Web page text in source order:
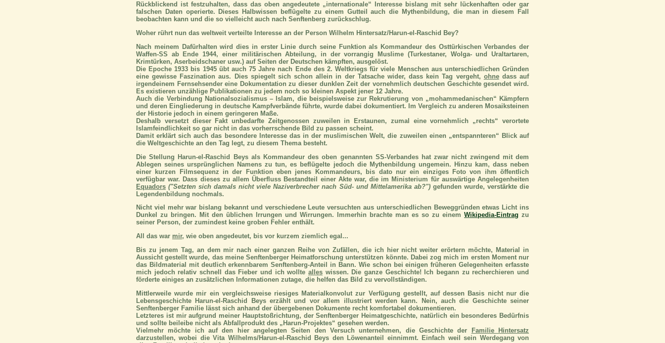
Rückblickend ist festzuhalten, dass das oben angedeutete „internationale“ Interesse bislang mit sehr lückenhaften oder gar
falschen Daten operierte. Dieses Halbwissen beflügelte zu einem Gutteil auch die Mythenbildung, die man in diesem Fall
beobachten kann und die so vielleicht auch nach Senftenberg zurückschlug.
Woher rührt nun das weltweit verteilte Interesse an der Person Wilhelm Hintersatz/Harun-el-Raschid Bey?
Nach meinem Dafürhalten wird dies in erster Linie durch seine Funktion als Kommandeur des Osttürkischen Verbandes der
Waffen-SS ab Ende 1944, einer militärischen Abteilung, in der vorrangig Muslime (Turkestaner, Wolga- und Uraltartaren,
Krimtürken, Aserbeidschaner usw.) auf Seiten der Deutschen kämpften, ausgelöst.
Die Epoche 1933 bis 1945 übt auch 75 Jahre nach Ende des 2. Weltkriegs für viele Menschen aus unterschiedlichen Gründen
eine gewisse Faszination aus. Dies spiegelt sich schon allein in der Tatsache wider, dass kein Tag vergeht, ohnedass auf
irgendeinem Fernsehsender eine Dokumentation zu dieser dunklen Zeit der vornehmlich deutschen Geschichte gesendet wird.
Es existieren unzählige Publikationen zu jedem noch so kleinen Aspekt jener 12 Jahre.
Auch die Verbindung Nationalsozialismus – Islam, die beispielsweise zur Rekrutierung von „mohammedanischen“ Kämpfern
und deren Eingliederung in deutsche Kampfverbände führte, wurde dabei dokumentiert. Im Vergleich zu anderen Mosaiksteinen
der Historie jedoch in einem geringeren Maße.
Deshalb versetzt dieser Fakt unbedarfte Zeitgenossen zuweilen in Erstaunen, zumal eine vornehmlich „rechts“ verortete
Islamfeindlichkeit so gar nicht in das vorherrschende Bild zu passen scheint.
Damit erklärt sich auch das besondere Interesse das in der muslimischen Welt, die zuweilen einen „entspannteren“ Blick auf
die Weltgeschichte an den Tag legt, zu diesem Thema besteht.
Die Stellung Harun-el-Raschid Beys als Kommandeur des oben genannten SS-Verbandes hat zwar nicht zwingend mit dem
Ablegen seines ursprünglichen Namens zu tun, es beflügelte jedoch die Mythenbildung ungemein. Hinzu kam, dass neben
einer kurzen Filmsequenz in der Funktion eben jenes Kommandeurs, bis dato nur ein einziges Foto von ihm öffentlich
verfügbar war. Dass dieses zu allem Überfluss Bestandteil einer Akte war, die im Ministerium für auswärtige Angelegenheiten
Equadors ("Setzten sich damals nicht viele Naziverbrecher nach Süd- und Mittelamerika ab?")gefunden wurde, verstärkte die
Legendenbildung nochmals.
Nicht viel mehr war bislang bekannt und verschiedene Leute versuchten aus unterschiedlichen Beweggründen etwas Licht ins
Dunkel zu bringen. Mit den üblichen Irrungen und Wirrungen. Immerhin brachte man es so zu einem Wikipedia-Eintrag zu
seiner Person, der zumindest keine groben Fehler enthält.
All das war mir, wie oben angedeutet, bis vor kurzem ziemlich egal...
Bis zu jenem Tag, an dem mir nach einer ganzen Reihe von Zufällen, die ich hier nicht weiter erörtern möchte, Material in
Aussicht gestellt wurde, das meine Senftenberger Heimatforschung unterstützen könnte. Dabei zog mich im ersten Moment nur
das Bildmaterial mit deutlich erkennbarem Senftenberg-Anteil in Bann. Wie schon bei einigen früheren Gelegenheiten erfasste
mich jedoch relativ schnell das Fieber und ich wollte alles wissen. Die ganze Geschichte! Ich begann zu recherchieren und
förderte einiges an zusätzlichen Informationen zutage, die helfen das Bild zu vervollständigen.
Mittlerweile wurde mir ein vergleichsweise riesiges Materialkonvolut zur Verfügung gestellt, auf dessen Basis nicht nur die
Lebensgeschichte Harun-el-Raschid Beys erzählt und vor allem illustriert werden kann. Nein, auch die Geschichte seiner
Senftenberger Familie lässt sich anhand der übergebenen Dokumente recht komfortabel dokumentieren.
Letzteres ist mir aufgrund meiner Hauptstoßrichtung, der Senftenberger Heimatgeschichte, natürlich ein besonderes Bedürfnis
und sollte beileibe nicht als Abfallprodukt des „Harun-Projektes“ gesehen werden.
Vielmehr möchte ich auf den hier angelegten Seiten den Versuch unternehmen, die Geschichte der Familie Hintersatz
darzustellen, wobei die Vita Wilhelms/Harun-el-Raschid Beys den Löwenanteil einnimmt. Einfach weil sein Werdegang von